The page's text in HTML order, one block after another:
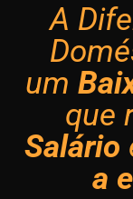
A
um
que
Salário
a